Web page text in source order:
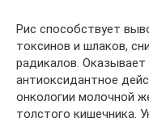
Рис способствует
токсинов и шлаков,
радикалов. Оказывает
антиоксидантное
онкологии молочной
толстого кишечника.